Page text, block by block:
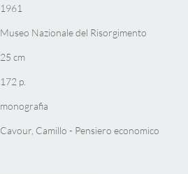
1961
Museo Nazionale del Risorgimento
25 cm
172 p.
monografia
Cavour, Camillo - Pensiero economico